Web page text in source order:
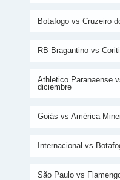
Botafogo vs Cruzeiro
RB Bragantino vs
Athletico Paranaense
diciembre
Goiás vs América
Internacional vs
São Paulo vs